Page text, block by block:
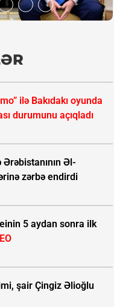
ilə Bakıdakı oyunda
durumunu açıqladı
Əl-
zərbə endirdi
5 aydan sonra ilk
şair Çingiz Əlioğlu